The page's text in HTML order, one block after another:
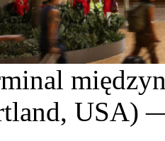
USA)